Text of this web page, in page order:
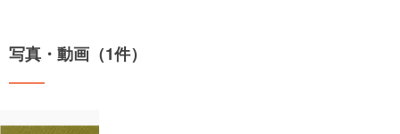
写真・動画（1件）